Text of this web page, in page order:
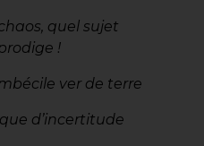
quel sujet
!
ver de terre
d’incertitude